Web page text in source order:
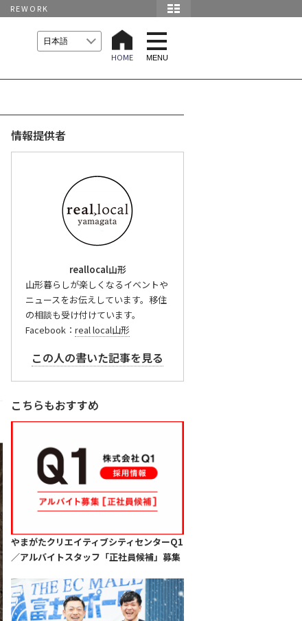
REWORK
HOME
t
o
g
l
a
MENU
情報提供者
reallocal山形
山形暮らしが楽しくなるイベントや
ニュースをお伝えしています。移住
の相談も受け付けています。
Facebook： real local山形
この人の書いた記事を見る
こちらもおすすめ
やまがたクリエイティブシティセンターQ1
／アルバイトスタッフ「正社員候補」募集